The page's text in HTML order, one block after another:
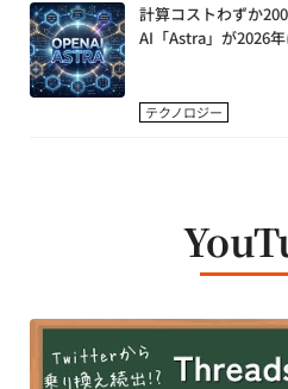
計算コストわずか
AI「Astra」が2026
テクノロジー